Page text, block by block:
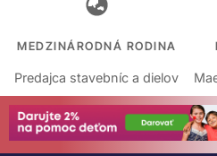
MEDZINÁRODNÁ RODINA
Predajca stavebníc a dielov